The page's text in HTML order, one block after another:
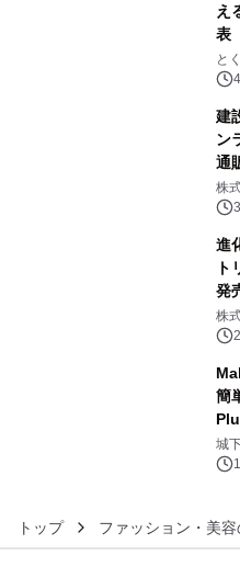
え
表
と
建
ン
通
プ
株
進
ト
発
株
簡
ー
ぐ
城
トップ ファッション・美